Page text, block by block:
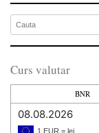
Curs valutar
BNR
08.08.2026
1 EUR = lei